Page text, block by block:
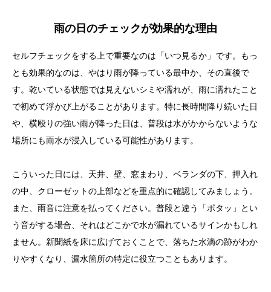
雨の日のチェックが効果的な理由
セルフチェックをする上で重要なのは「いつ見るか」です。もっ
とも効果的なのは、やはり雨が降っている最中か、その直後で
す。乾いている状態では見えないシミや濡れが、雨に濡れたこと
で初めて浮かび上がることがあります。特に長時間降り続いた日
や、横殴りの強い雨が降った日は、普段は水がかからないような
場所にも雨水が浸入している可能性があります。
こういった日には、天井、壁、窓まわり、ベランダの下、押入れ
の中、クローゼットの上部などを重点的に確認してみましょう。
また、雨音に注意を払ってください。普段と違う「ポタッ」とい
う音がする場合、それはどこかで水が漏れているサインかもしれ
ません。新聞紙を床に広げておくことで、落ちた水滴の跡がわか
りやすくなり、漏水箇所の特定に役立つこともあります。
目次
雨漏りの兆候に気づくことが第一歩
雨漏りが起こりやすい場所を知っておく
雨漏りの発見には限界もある。専門業者への相談タイ
ミングとは？
雨漏りを放置することのリスクと影響
雨漏りを見逃さないための暮らしの工夫